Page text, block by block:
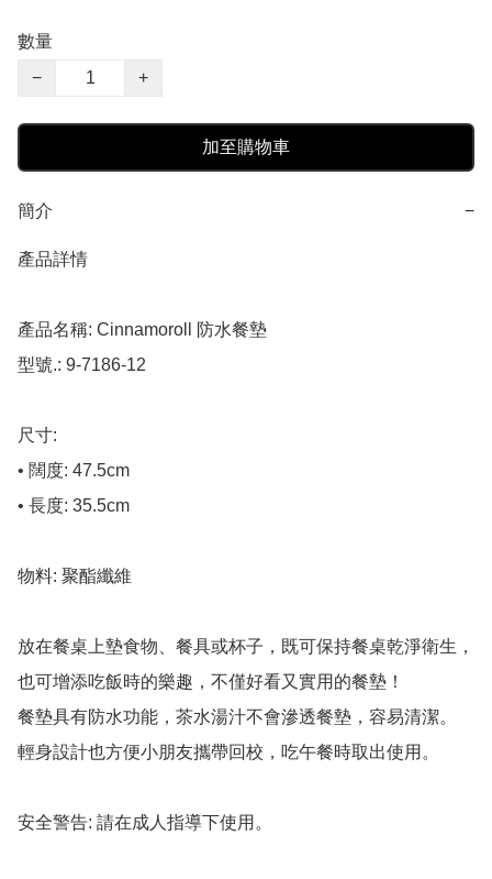
數量
−
+
加至購物車
簡介 −
產品詳情
產品名稱: Cinnamoroll 防水餐墊
型號.: 9-7186-12
尺寸:
• 闊度: 47.5cm
• 長度: 35.5cm
物料: 聚酯纖維
放在餐桌上墊食物、餐具或杯子，既可保持餐桌乾淨衛生，
也可增添吃飯時的樂趣，不僅好看又實用的餐墊！
餐墊具有防水功能，茶水湯汁不會滲透餐墊，容易清潔。
輕身設計也方便小朋友攜帶回校，吃午餐時取出使用。
安全警告: 請在成人指導下使用。